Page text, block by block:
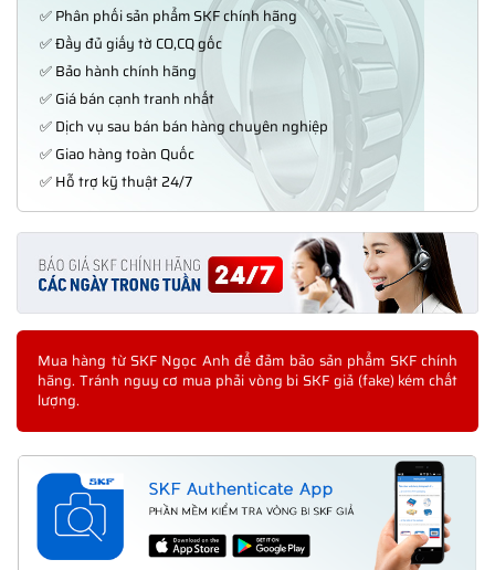
✅ Phân phối sản phẩm SKF chính hãng
✅ Đầy đủ giấy tờ CO,CQ gốc
✅ Bảo hành chính hãng
✅ Giá bán cạnh tranh nhất
✅ Dịch vụ sau bán bán hàng chuyên nghiệp
✅ Giao hàng toàn Quốc
✅ Hỗ trợ kỹ thuật 24/7
Mua hàng từ SKF Ngọc Anh để đảm bảo sản phẩm SKF chính
hãng. Tránh nguy cơ mua phải vòng bi SKF giả (fake) kém chất
lượng.